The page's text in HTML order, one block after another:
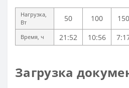
Нагрузка,
Вт
50 100 150
Время, ч 21:52 10:56
Загрузка